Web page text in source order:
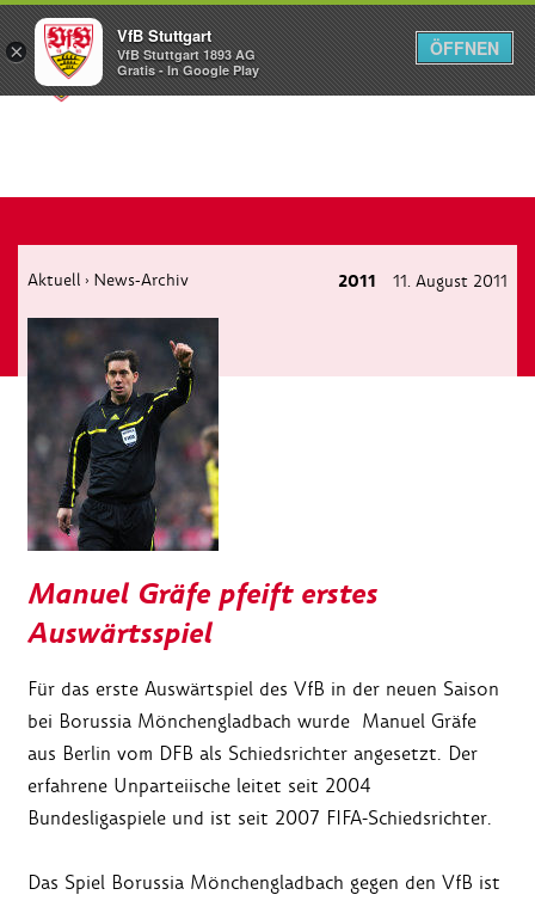
Menü
Aktuell › News-Archiv 2011 11. August 2011
Manuel Gräfe pfeift erstes
Auswärtsspiel
Für das erste Auswärtspiel des VfB in der neuen Saison
bei Borussia Mönchengladbach wurde Manuel Gräfe
aus Berlin vom DFB als Schiedsrichter angesetzt. Der
erfahrene Unparteiische leitet seit 2004
Bundesligaspiele und ist seit 2007 FIFA-Schiedsrichter.
Das Spiel Borussia Mönchengladbach gegen den VfB ist
×
VfB Stuttgart
VfB Stuttgart 1893 AG
Gratis - In Google Play
ÖFFNEN